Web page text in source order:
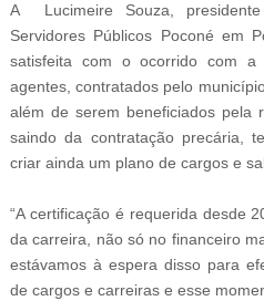
A Lucimeire Souza,
Servidores Públicos Poconé em
satisfeita com o ocorrido com
agentes, contratados pelo
além de serem beneficiados pela
saindo da contratação precária,
criar ainda um plano de cargos e
“A certificação é requerida desde
da carreira, não só no financeiro
estávamos à espera disso para
de cargos e carreiras e esse